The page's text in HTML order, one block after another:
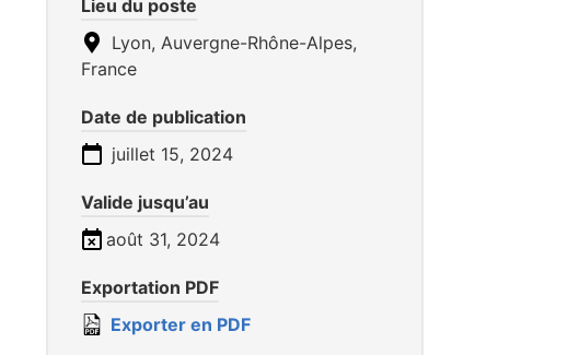
Lieu du poste
Lyon, Auvergne-Rhône-Alpes,
France
Date de publication
juillet 15, 2024
Valide jusqu’au
août 31, 2024
Exportation PDF
Exporter en PDF